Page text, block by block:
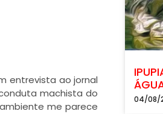
entrevista ao jornal
machista do
me parece
04/08/